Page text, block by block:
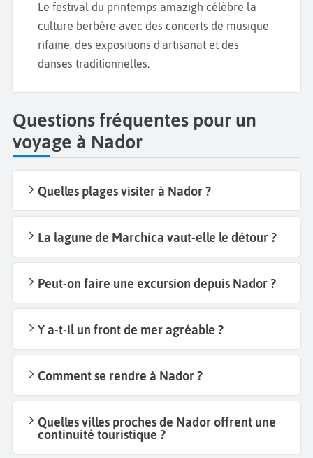
Le festival du printemps amazigh célèbre la
culture berbère avec des concerts de musique
rifaine, des expositions d'artisanat et des
danses traditionnelles.
Questions fréquentes pour un
voyage à Nador
Quelles plages visiter à Nador ?
La lagune de Marchica vaut-elle le détour ?
Peut-on faire une excursion depuis Nador ?
Y a-t-il un front de mer agréable ?
Comment se rendre à Nador ?
Quelles villes proches de Nador offrent une
continuité touristique ?